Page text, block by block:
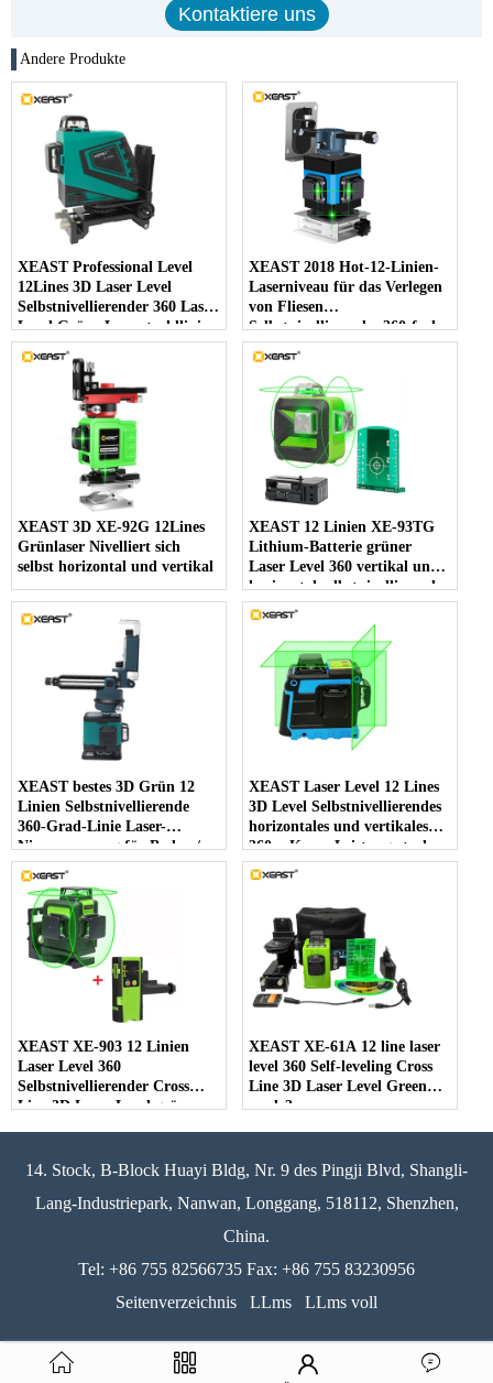
Andere Produkte
XEAST Professional Level
12Lines 3D Laser Level
Selbstnivellierender 360 Laser
Level Grüne Laserstrahllinie
532nm, 30mw
XEAST 2018 Hot-12-Linien-
Laserniveau für das Verlegen
von Fliesen
Selbstnivellierendes 360-fach
horizontales und vertikales
kreuzgrünes 3D-Laserniveau
XEAST 3D XE-92G 12Lines
Grünlaser Nivelliert sich
selbst horizontal und vertikal
XEAST 12 Linien XE-93TG
Lithium-Batterie grüner
Laser Level 360 vertikal und
horizontal selbstnivellierend
Cross Line 3D Laser Level
XEAST bestes 3D Grün 12
Linien Selbstnivellierende
360-Grad-Linie Laser-
Niveaumessung für Boden /
Wand / Decke / Treppe
Dekoration
XEAST Laser Level 12 Lines
3D Level Selbstnivellierendes
horizontales und vertikales
360er-Kreuz Leistungsstarkes
grünes Laser Level
XEAST XE-903 12 Linien
Laser Level 360
Selbstnivellierender Cross
Line 3D Laser Level grüner
verwendet werden
XEAST XE-61A 12 line laser
level 360 Self-leveling Cross
Line 3D Laser Level Green
mode3
14. Stock, B-Block Huayi Bldg, Nr. 9 des Pingji Blvd, Shangli-
Lang-Industriepark, Nanwan, Longgang, 518112, Shenzhen,
China.
Tel: +86 755 82566735 Fax: +86 755 83230956
Seitenverzeichnis
LLms LLms voll